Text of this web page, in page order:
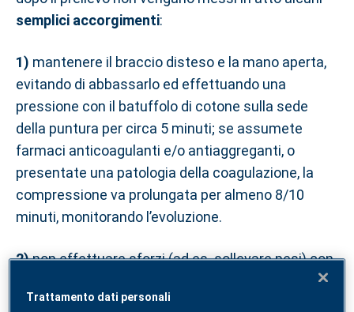
semplici accorgimenti:
1) mantenere il braccio disteso e la mano aperta,
evitando di abbassarlo ed effettuando una
pressione con il batuffolo di cotone sulla sede
della puntura per circa 5 minuti; se assumete
farmaci anticoagulanti e/o antiaggreganti, o
presentate una patologia della coagulazione, la
compressione va prolungata per almeno 8/10
minuti, monitorando l’evoluzione.
2)non effettuare sforzi (ad es. sollevare pesi) con
minuti;
Trattamento dati personali